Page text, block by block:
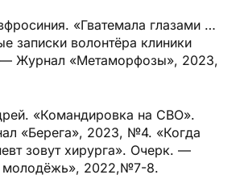
«Гватемала глазами …
записки волонтёра клиники
— Журнал «Метаморфозы», 2023,
«Командировка на СВО».
«Берега», 2023, №4. «Когда
зовут хирурга». Очерк. —
2022,№7-8.